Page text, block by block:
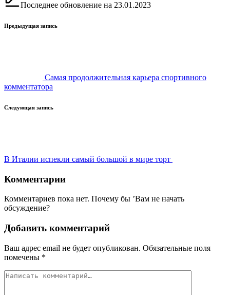
Последнее обновление на 23.01.2023
Навигация
Предыдущая запись
Самая продолжительная карьера спортивного
комментатора
Следующая запись
В Италии испекли самый большой в мире торт
Комментарии
Комментариев пока нет. Почему бы ’Вам не начать
обсуждение?
Добавить комментарий
Ваш адрес email не будет опубликован. Обязательные поля
помечены *